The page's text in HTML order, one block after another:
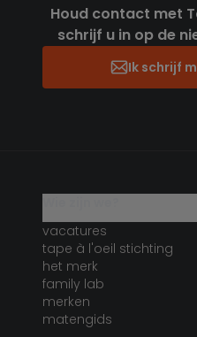
Houd contact met
schrijf u in op de
Ik schrijf
vacatures
tape à l'oeil stichting
het merk
family lab
merken
matengids